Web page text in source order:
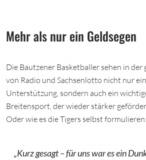
Mehr als nur ein Geldsegen
Die Bautzener Basketballer sehen in der
von Radio und Sachsenlotto nicht nur
Unterstützung, sondern auch ein
Breitensport, der wieder stärker
Oder wie es die Tigers selbst formulieren:
„Kurz gesagt – für uns war es ein